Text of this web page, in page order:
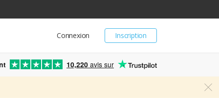
Inscription
Connexion
10,220 avis sur